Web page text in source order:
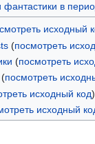
фантастики в
исходный
(посмотреть
(посмотреть
посмотреть
исходный код)
исходный